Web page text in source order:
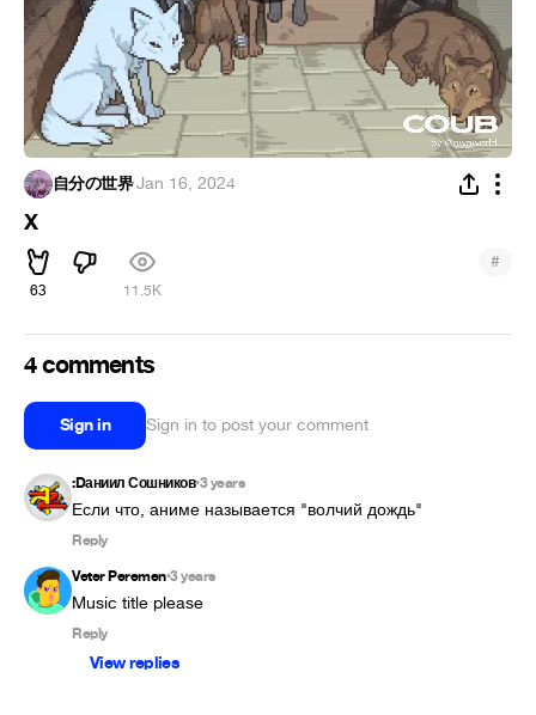
自分の世界·Jan 16, 2024
X
63 11.5K
#
4 comments
Sign in Sign in to post your comment
:Dаниил Сошников•3 years
Если что, аниме называется "волчий дождь"
Reply
Veter Peremen•3 years
Music title please
Reply
View replies